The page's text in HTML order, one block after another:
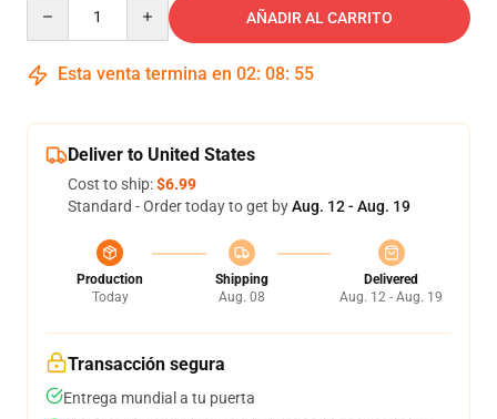
AÑADIR AL CARRITO
Esta venta termina en 02: 08: 54
Deliver to United States
Cost to ship:$6.99
Standard - Order today to get byAug. 12 - Aug. 19
Production
Today
Shipping
Aug. 08
Delivered
Aug. 12 - Aug. 19
Transacción segura
Entrega mundial a tu puerta